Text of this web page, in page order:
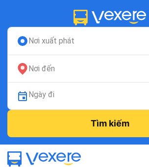
Nơi xuất phát
Nơi đến
Ngày đi
Tìm kiếm